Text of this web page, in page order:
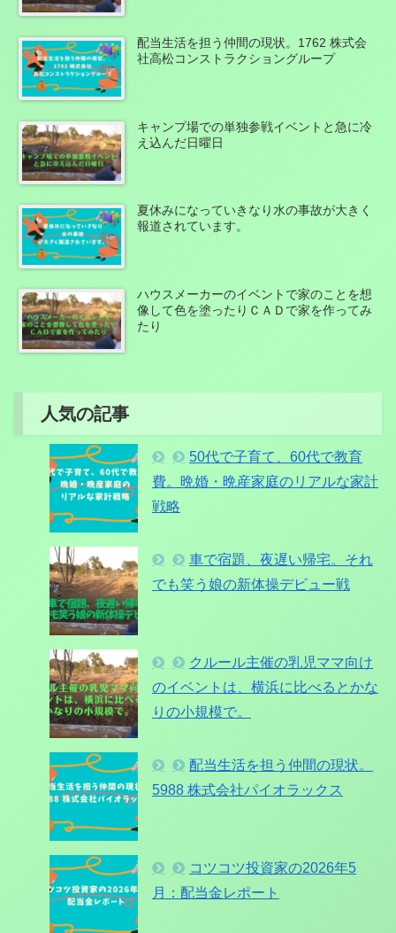
配当生活を担う仲間の現状。1762 株式会
社高松コンストラクショングループ
キャンプ場での単独参戦イベントと急に冷
え込んだ日曜日
夏休みになっていきなり水の事故が大きく
報道されています。
ハウスメーカーのイベントで家のことを想
像して色を塗ったりＣＡＤで家を作ってみ
たり
人気の記事
50代で子育て、60代で教育
費。晩婚・晩産家庭のリアルな家計
戦略
車で宿題、夜遅い帰宅。それ
でも笑う娘の新体操デビュー戦
クルール主催の乳児ママ向け
のイベントは、横浜に比べるとかな
りの小規模で。
配当生活を担う仲間の現状。
5988 株式会社パイオラックス
コツコツ投資家の2026年5
月：配当金レポート